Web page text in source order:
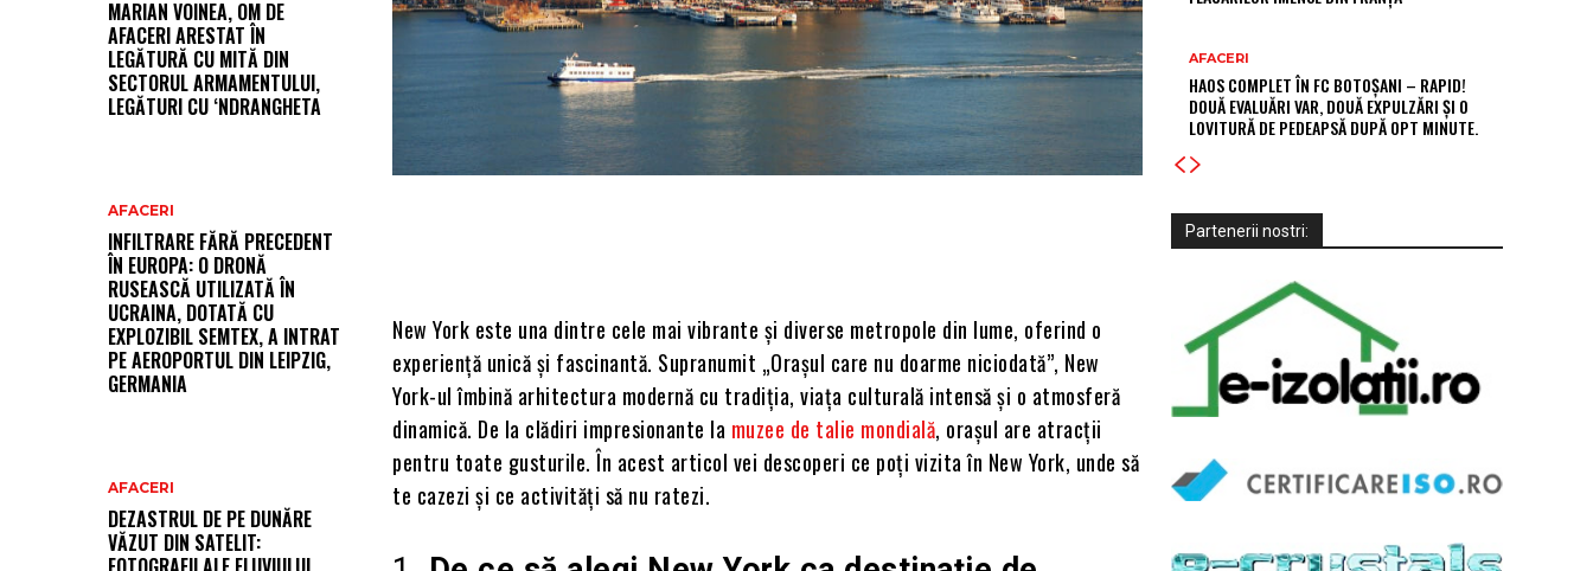
MARIAN VOINEA, OM DE
AFACERI ARESTAT ÎN
LEGĂTURĂ CU MITĂ DIN
SECTORUL ARMAMENTULUI,
LEGĂTURI CU ‘NDRANGHETA
AFACERI
INFILTRARE FĂRĂ PRECEDENT
ÎN EUROPA: O DRONĂ
RUSEASCĂ UTILIZATĂ ÎN
UCRAINA, DOTATĂ CU
EXPLOZIBIL SEMTEX, A INTRAT
PE AEROPORTUL DIN LEIPZIG,
GERMANIA
AFACERI
DEZASTRUL DE PE DUNĂRE
VĂZUT DIN SATELIT:
New York este una dintre cele mai vibrante și diverse metropole din lume, oferind o
experiență unică și fascinantă. Supranumit „Orașul care nu doarme niciodată”, New
York-ul îmbină arhitectura modernă cu tradiția, viața culturală intensă și o atmosferă
dinamică. De la clădiri impresionante la muzee de talie mondială, orașul are atracții
pentru toate gusturile. În acest articol vei descoperi ce poți vizita în New York, unde să
te cazezi și ce activități să nu ratezi.
AFACERI
HAOS COMPLET ÎN FC BOTOȘANI – RAPID!
DOUĂ EVALUĂRI VAR, DOUĂ EXPULZĂRI ȘI O
LOVITURĂ DE PEDEAPSĂ DUPĂ OPT MINUTE.
Partenerii nostri: